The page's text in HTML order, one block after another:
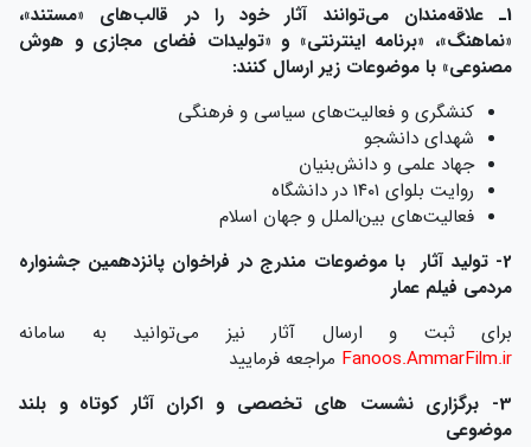
1ـ علاقه‌مندان می‌توانند آثار خود را در قالب‌های «مستند»،
«نماهنگ»، «برنامه اینترنتی» و «تولیدات فضای مجازی و هوش
مصنوعی» با موضوعات زیر ارسال کنند:
کنشگری و فعالیت‌های سیاسی و فرهنگی
شهدای دانشجو
جهاد علمی و دانش‌بنیان
روایت بلوای ۱۴۰۱ در دانشگاه
فعالیت‌های بین‌الملل و جهان اسلام
2- تولید آثار با موضوعات مندرج در فراخوان پانزدهمین جشنواره
مردمی فیلم عمار
برای ثبت و ارسال آثار نیز می‌توانید به سامانه
Fanoos.AmmarFilm.ir مراجعه فرمایید
3- برگزاری نشست های تخصصی و اکران آثار کوتاه و بلند
موضوعی